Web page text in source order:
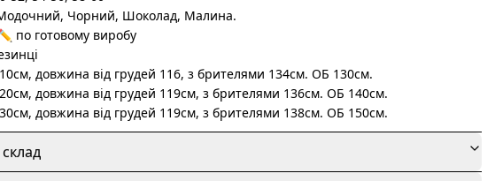
Чорний, Шоколад, Малина.
по готовому виробу
довжина від грудей 116, з брителями 134см. ОБ 130см.
довжина від грудей 119см, з брителями 136см. ОБ 140см.
довжина від грудей 119см, з брителями 138см. ОБ 150см.